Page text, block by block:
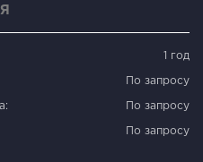
1 год
По запросу
По запросу
По запросу